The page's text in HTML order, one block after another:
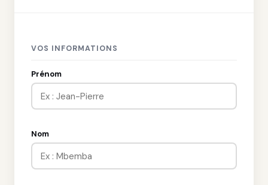
VOS INFORMATIONS
Prénom
Nom